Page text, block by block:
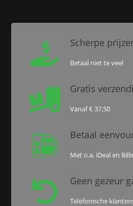
 Scherpe
Betaal niet te veel
 Gratis
Vanaf € 37,50
 Betaal
Met o.a. iDeal en
 Geen gezeur
Telefonische